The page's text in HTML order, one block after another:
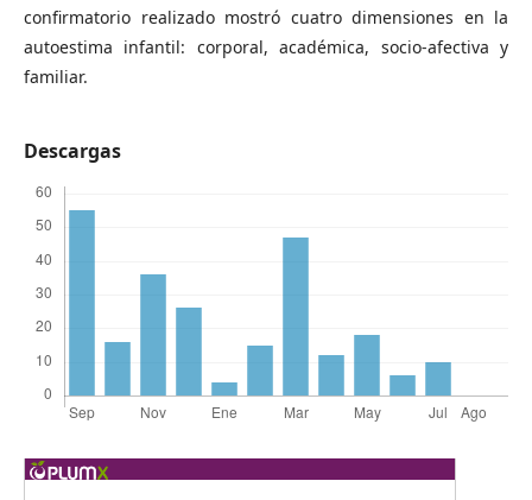
confirmatorio realizado mostró cuatro dimensiones en la
autoestima infantil: corporal, académica, socio-afectiva y
familiar.
Descargas